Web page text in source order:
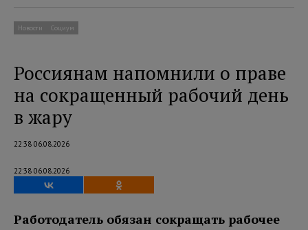
Новости Социум
Россиянам напомнили о праве
на сокращенный рабочий день
в жару
22:38 06.08.2026
22:38 06.08.2026
Работодатель обязан сокращать рабочее